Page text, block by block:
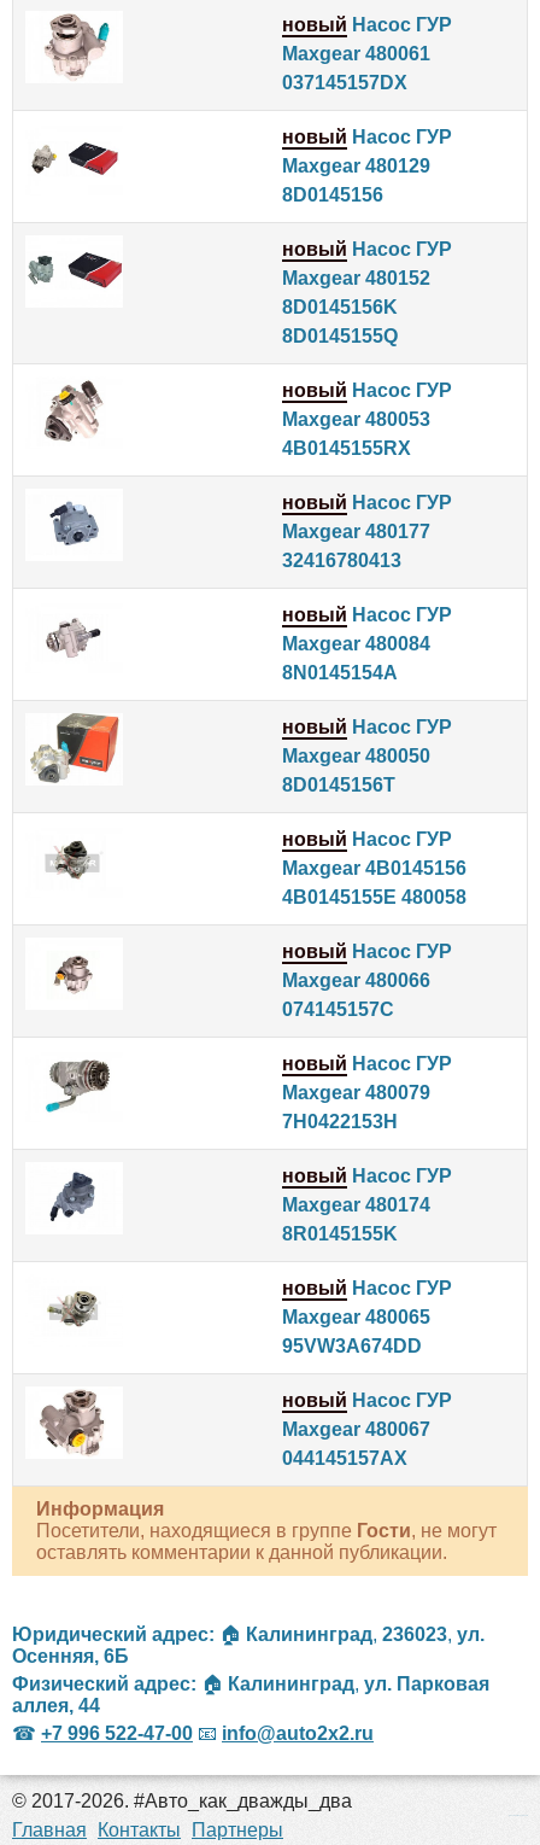
новый Насос ГУР
Maxgear 480061
037145157DX
новый Насос ГУР
Maxgear 480129
8D0145156
новый Насос ГУР
Maxgear 480152
8D0145156K
8D0145155Q
новый Насос ГУР
Maxgear 480053
4B0145155RX
новый Насос ГУР
Maxgear 480177
32416780413
новый Насос ГУР
Maxgear 480084
8N0145154A
новый Насос ГУР
Maxgear 480050
8D0145156T
новый Насос ГУР
Maxgear 4B0145156
4B0145155E 480058
новый Насос ГУР
Maxgear 480066
074145157C
новый Насос ГУР
Maxgear 480079
7H0422153H
новый Насос ГУР
Maxgear 480174
8R0145155K
новый Насос ГУР
Maxgear 480065
95VW3A674DD
новый Насос ГУР
Maxgear 480067
044145157AX
Информация
Посетители, находящиеся в группе Гости, не могут
оставлять комментарии к данной публикации.
Юридический адрес: 🏠 Калининград, 236023, ул.
Осенняя, 6Б
Физический адрес: 🏠 Калининград, ул. Парковая
аллея, 44
☎ +7 996 522-47-00 📧 info@auto2x2.ru
© 2017-2026. #Авто_как_дважды_два
Главная
Контакты Партнеры